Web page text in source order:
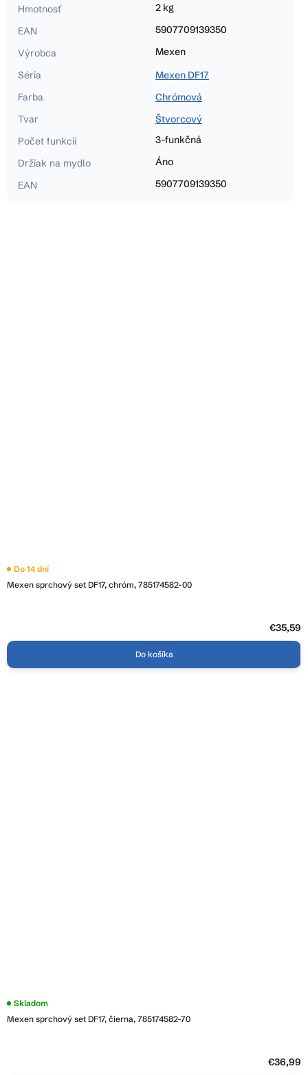
Hmotnosť
2 kg
EAN
5907709139350
Výrobca
Mexen
Séria
Mexen DF17
Farba
Chrómová
Tvar
Štvorcový
Počet funkcií
3-funkčná
Držiak na mydlo
Áno
EAN
5907709139350
Mexen sprchový set DF17, chróm, 785174582-00
Do 14 dní
€35,59
Do košíka
Mexen sprchový set DF17, čierna, 785174582-70
Skladom
€36,99